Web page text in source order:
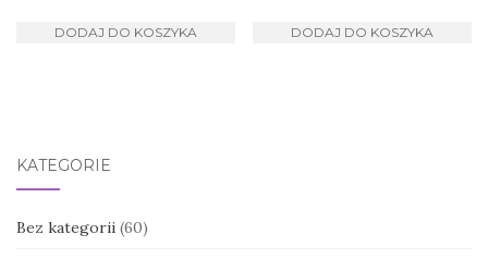
DODAJ DO KOSZYKA DODAJ DO KOSZYKA
KATEGORIE
Bez kategorii (60)